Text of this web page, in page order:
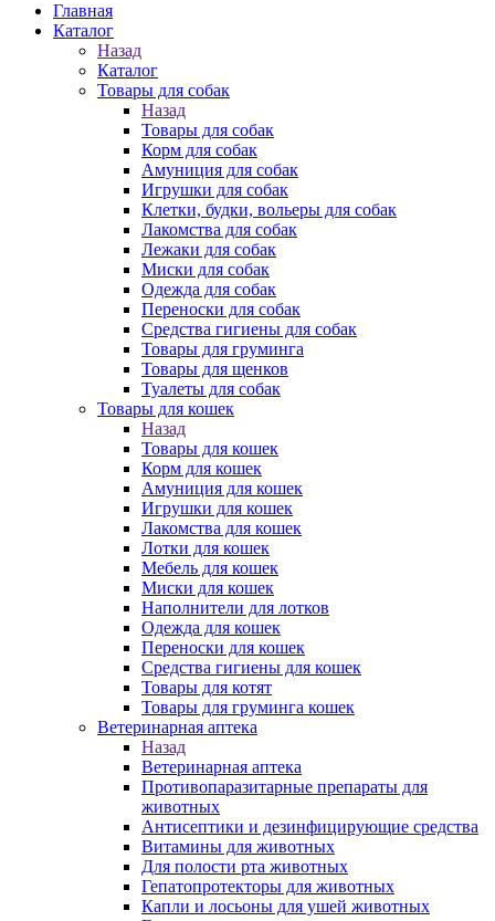
Главная
Каталог
Назад
Каталог
Товары для собак
Назад
Товары для собак
Корм для собак
Амуниция для собак
Игрушки для собак
Клетки, будки, вольеры для собак
Лакомства для собак
Лежаки для собак
Миски для собак
Одежда для собак
Переноски для собак
Средства гигиены для собак
Товары для груминга
Товары для щенков
Туалеты для собак
Товары для кошек
Назад
Товары для кошек
Корм для кошек
Амуниция для кошек
Игрушки для кошек
Лакомства для кошек
Лотки для кошек
Мебель для кошек
Миски для кошек
Наполнители для лотков
Одежда для кошек
Переноски для кошек
Средства гигиены для кошек
Товары для котят
Товары для груминга кошек
Ветеринарная аптека
Назад
Ветеринарная аптека
Противопаразитарные препараты для
животных
Антисептики и дезинфицирующие средства
Витамины для животных
Для полости рта животных
Гепатопротекторы для животных
Капли и лосьоны для ушей животных